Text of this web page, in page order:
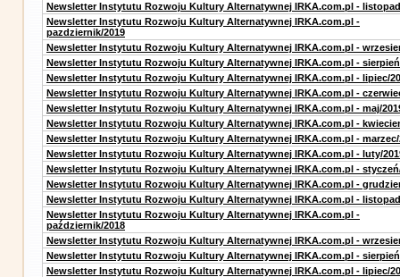
Newsletter Instytutu Rozwoju Kultury Alternatywnej IRKA.com.pl -
Newsletter Instytutu Rozwoju Kultury Alternatywnej IRKA.com.pl -
pazdziernik/2019
Newsletter Instytutu Rozwoju Kultury Alternatywnej IRKA.com.pl -
Newsletter Instytutu Rozwoju Kultury Alternatywnej IRKA.com.pl -
Newsletter Instytutu Rozwoju Kultury Alternatywnej IRKA.com.pl - lipiec/
Newsletter Instytutu Rozwoju Kultury Alternatywnej IRKA.com.pl -
Newsletter Instytutu Rozwoju Kultury Alternatywnej IRKA.com.pl - maj/
Newsletter Instytutu Rozwoju Kultury Alternatywnej IRKA.com.pl -
Newsletter Instytutu Rozwoju Kultury Alternatywnej IRKA.com.pl - marzec/
Newsletter Instytutu Rozwoju Kultury Alternatywnej IRKA.com.pl - luty/
Newsletter Instytutu Rozwoju Kultury Alternatywnej IRKA.com.pl -
Newsletter Instytutu Rozwoju Kultury Alternatywnej IRKA.com.pl -
Newsletter Instytutu Rozwoju Kultury Alternatywnej IRKA.com.pl -
Newsletter Instytutu Rozwoju Kultury Alternatywnej IRKA.com.pl -
październik/2018
Newsletter Instytutu Rozwoju Kultury Alternatywnej IRKA.com.pl -
Newsletter Instytutu Rozwoju Kultury Alternatywnej IRKA.com.pl -
Newsletter Instytutu Rozwoju Kultury Alternatywnej IRKA.com.pl - lipiec/